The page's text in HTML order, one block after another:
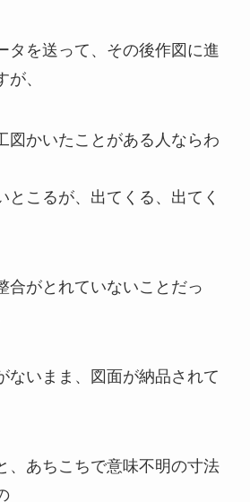
タを送って、その後作図に進
、
図かいたことがある人ならわ
とこるが、出てくる、出てく
合がとれていないことだっ
ないまま、図面が納品されて
、あちこちで意味不明の寸法